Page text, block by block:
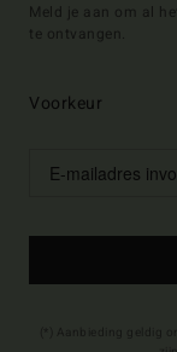
Meld je aan om al
te ontvangen.
Voorkeur